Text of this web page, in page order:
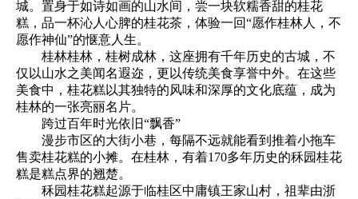
城。置身于如诗如画的山水间，尝一块软糯香甜的桂花
糕，品一杯沁人心脾的桂花茶，体验一回“愿作桂林人，不
愿作神仙”的惬意人生。
桂林桂林，桂树成林，这座拥有千年历史的古城，不
仅以山水之美闻名遐迩，更以传统美食享誉中外。在这些
美食中，桂花糕以其独特的风味和深厚的文化底蕴，成为
桂林的一张亮丽名片。
跨过百年时光依旧“飘香”
漫步市区的大街小巷，每隔不远就能看到推着小拖车
售卖桂花糕的小摊。在桂林，有着170多年历史的秝园桂花
糕是糕点界的翘楚。
秝园桂花糕起源于临桂区中庸镇王家山村，祖辈由浙